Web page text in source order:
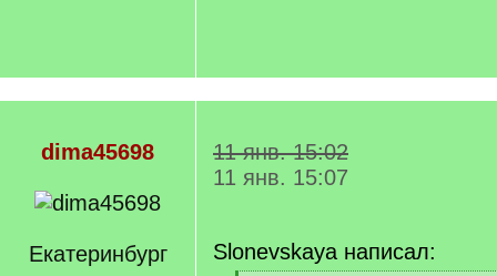
dima45698
Екатеринбург
11 янв. 15:02
11 янв. 15:07
Slonevskaya написал: